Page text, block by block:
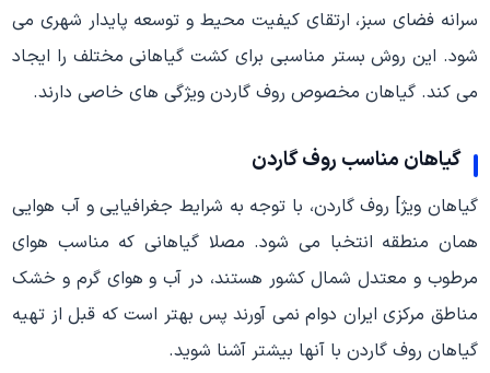
سرانه فضای سبز، ارتقای کیفیت محیط و توسعه پایدار شهری می
شود. این روش بستر مناسبی برای کشت گیاهانی مختلف را ایجاد
می کند. گیاهان مخصوص روف گاردن ویژگی های خاصی دارند.
گیاهان مناسب روف گاردن
گیاهان ویژ] روف گاردن، با توجه به شرایط جغرافیایی و آب هوایی
همان منطقه انتخبا می شود. مصلا گیاهانی که مناسب هوای
مرطوب و معتدل شمال کشور هستند، در آب و هوای گرم و خشک
مناطق مرکزی ایران دوام نمی آورند پس بهتر است که قبل از تهیه
گیاهان روف گاردن با آنها بیشتر آشنا شوید.